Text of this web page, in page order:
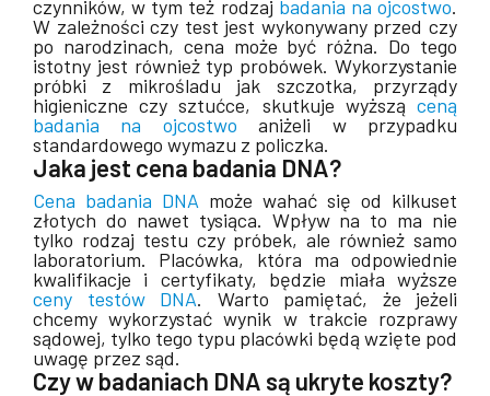
czynników, w tym też rodzaj badania na ojcostwo.
W zależności czy test jest wykonywany przed czy
po narodzinach, cena może być różna. Do tego
istotny jest również typ probówek. Wykorzystanie
próbki z mikrośladu jak szczotka, przyrządy
higieniczne czy sztućce, skutkuje wyższą ceną
badania na ojcostwo aniżeli w przypadku
standardowego wymazu z policzka.
Jaka jest cena badania DNA?
Cena badania DNA może wahać się od kilkuset
złotych do nawet tysiąca. Wpływ na to ma nie
tylko rodzaj testu czy próbek, ale również samo
laboratorium. Placówka, która ma odpowiednie
kwalifikacje i certyfikaty, będzie miała wyższe
ceny testów DNA.
Warto pamiętać, że jeżeli
chcemy wykorzystać wynik w trakcie rozprawy
sądowej, tylko tego typu placówki będą wzięte pod
uwagę przez sąd.
Czy w badaniach DNA są ukryte koszty?